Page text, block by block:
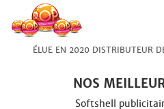
ÉLUE EN 2020 DISTRIBUTEUR
NOS
Softshell